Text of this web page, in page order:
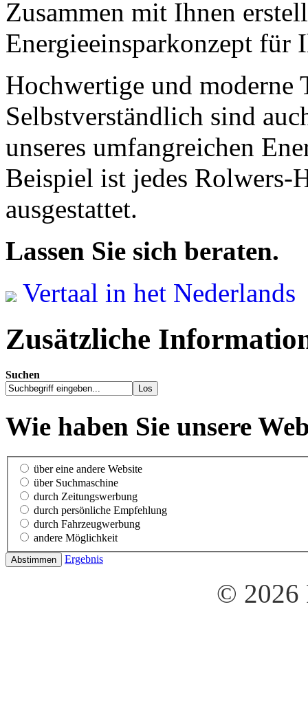
Zusammen mit Ihnen
Energieeinsparkonzept für
Hochwertige und moderne
Selbstverständlich sind
unseres umfangreichen
Beispiel ist jedes Rolwers-
ausgestattet.
Lassen Sie sich beraten.
Vertaal in het Nederlands
Zusätzliche
Suchen
Wie haben Sie unsere
über eine andere Website
über Suchmaschine
durch Zeitungswerbung
durch persönliche Empfehlung
durch Fahrzeugwerbung
andere Möglichkeit
Ergebnis
© 2026